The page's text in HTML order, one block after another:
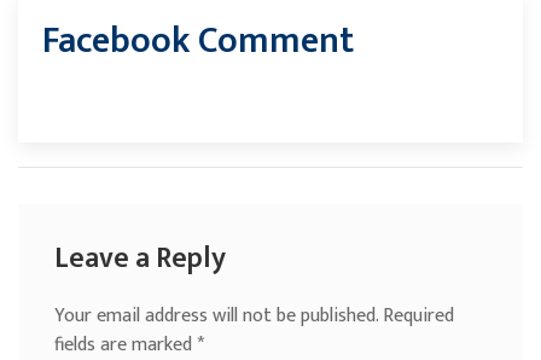
Facebook Comment
Leave a Reply
Your email address will not be published.Required
fields are marked*